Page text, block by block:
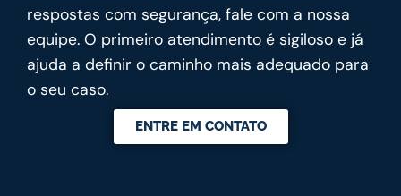
respostas com segurança, fale com a nossa
equipe. O primeiro atendimento é sigiloso e já
ajuda a definir o caminho mais adequado para
o seu caso.
ENTRE EM CONTATO